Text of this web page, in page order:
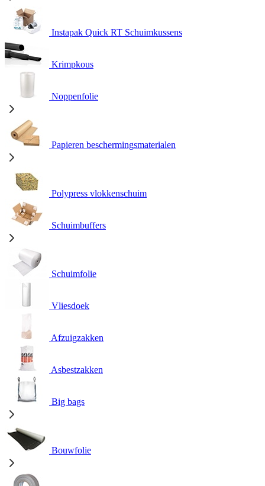
Instapak Quick RT Schuimkussens
Krimpkous
Noppenfolie
Papieren beschermingsmaterialen
Polypress vlokkenschuim
Schuimbuffers
Schuimfolie
Vliesdoek
Afzuigzakken
Asbestzakken
Big bags
Bouwfolie